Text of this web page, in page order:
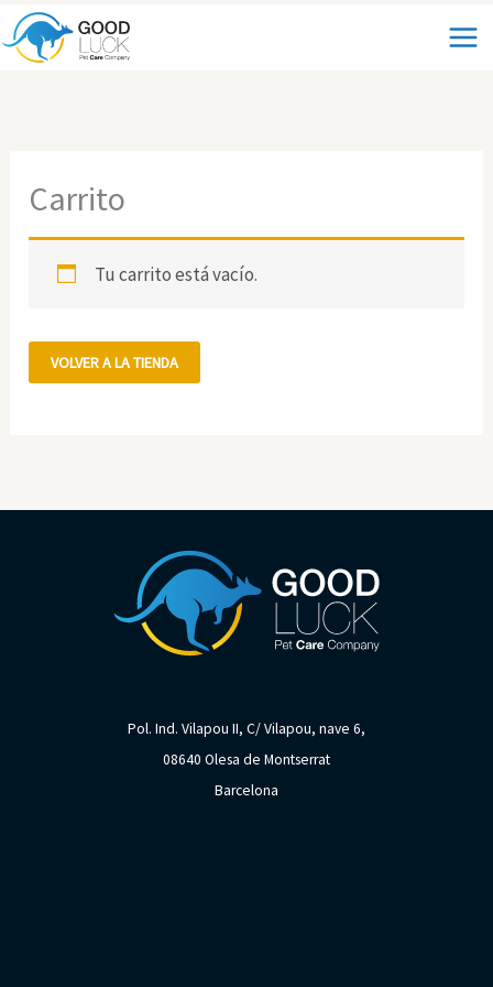
al
Carrito
Tu carrito está vacío.
VOLVER A LA TIENDA
Pol. Ind. Vilapou II, C/ Vilapou, nave 6,
08640 Olesa de Montserrat
Barcelona